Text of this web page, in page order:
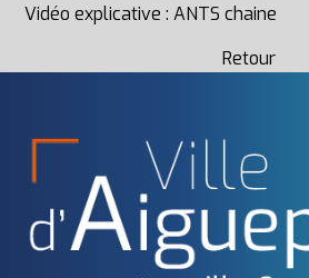
Vidéo explicative : ANTS chaine
Retour